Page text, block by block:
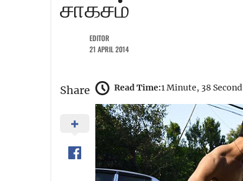
சாகசம்
EDITOR
21 APRIL 2014
Share Read Time:1 Minute, 38 Second